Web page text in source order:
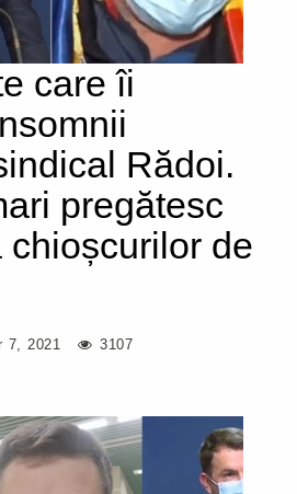
care îi
Rădoi.
pregătesc
chioșcurilor de
7, 2021 3107